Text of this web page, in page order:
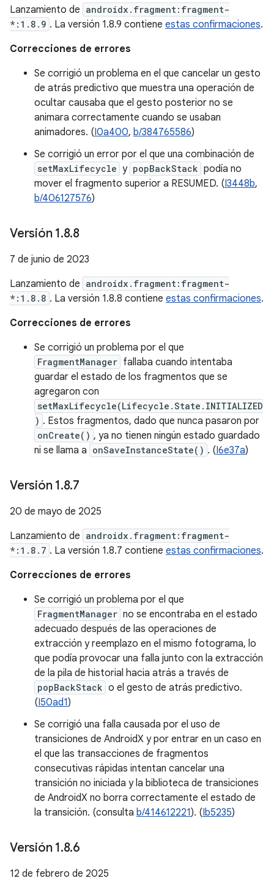
Lanzamiento de androidx.fragment:fragment-
*:1.8.9 . La versión 1.8.9 contiene estas confirmaciones.
Correcciones de errores
Se corrigió un problema en el que cancelar un gesto
de atrás predictivo que muestra una operación de
ocultar causaba que el gesto posterior no se
animara correctamente cuando se usaban
animadores. (I0a400, b/384765586)
Se corrigió un error por el que una combinación de
setMaxLifecycle y popBackStack podía no
mover el fragmento superior a RESUMED. (I3448b,
b/406127576)
Versión 1.8.8
7 de junio de 2023
Lanzamiento de androidx.fragment:fragment-
*:1.8.8 . La versión 1.8.8 contiene estas confirmaciones.
Correcciones de errores
Se corrigió un problema por el que
FragmentManager fallaba cuando intentaba
guardar el estado de los fragmentos que se
agregaron con
setMaxLifecycle(Lifecycle.State.INITIALIZED
) . Estos fragmentos, dado que nunca pasaron por
onCreate() , ya no tienen ningún estado guardado
ni se llama a onSaveInstanceState() . (I6e37a)
Versión 1.8.7
20 de mayo de 2025
Lanzamiento de androidx.fragment:fragment-
*:1.8.7 . La versión 1.8.7 contiene estas confirmaciones.
Correcciones de errores
Se corrigió un problema por el que
FragmentManager no se encontraba en el estado
adecuado después de las operaciones de
extracción y reemplazo en el mismo fotograma, lo
que podía provocar una falla junto con la extracción
de la pila de historial hacia atrás a través de
popBackStack o el gesto de atrás predictivo.
(I50ad1)
Se corrigió una falla causada por el uso de
transiciones de AndroidX y por entrar en un caso en
el que las transacciones de fragmentos
consecutivas rápidas intentan cancelar una
transición no iniciada y la biblioteca de transiciones
de AndroidX no borra correctamente el estado de
la transición. (consulta b/414612221). (Ib5235)
Versión 1.8.6
12 de febrero de 2025